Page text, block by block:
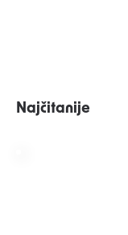
Najčitanije